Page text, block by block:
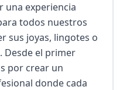
una experiencia
todos nuestros
sus joyas, lingotes o
Desde el primer
por crear un
donde cada